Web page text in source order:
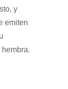
y
emiten